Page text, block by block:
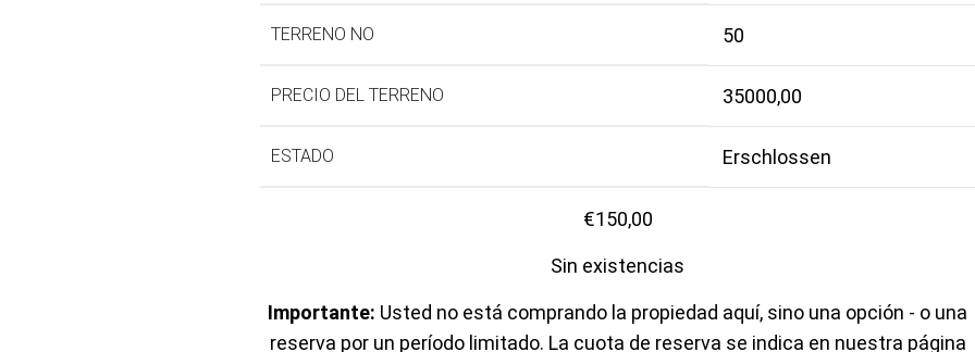
TERRENO NO 50
PRECIO DEL TERRENO 35000,00
ESTADO Erschlossen
€150,00
Sin existencias
Importante: Usted no está comprando la propiedad aquí, sino una opción - o una
reserva por un período limitado. La cuota de reserva se indica en nuestra página